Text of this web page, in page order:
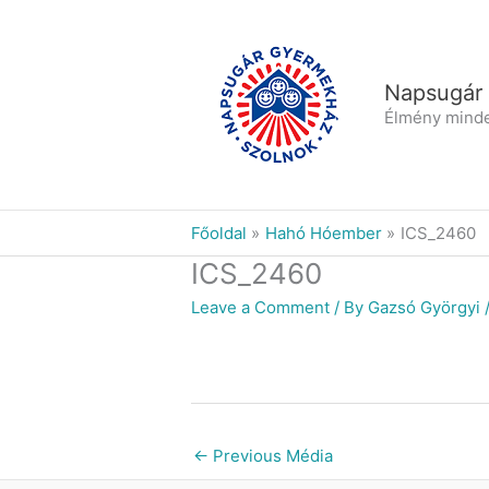
Élmény
Főoldal Hahó Hóember ICS_2460
ICS_2460
Leave a Comment / By Gazsó Györgyi /
← Previous Média